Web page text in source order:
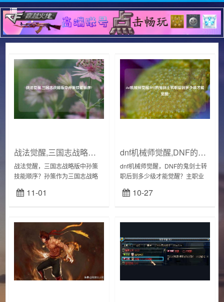
战法觉醒,三国志战略版中孙策技能顺序?
战法觉醒，三国志战略版中孙策
技能顺序？孙策作为三国志战略
朋友都看1.普通攻击后再次对目标
造成伤害这一点可以默认就是一
11-01
dnf机械师觉醒,DNF的鬼剑士转职后到多少级才能觉醒?
dnf机械师觉醒，DNF的鬼剑士转
职后到多少级才能觉醒？主职业
枪手,圣职者其中，每个主职业18
级专职以后,又细分为若干副职...
10-27